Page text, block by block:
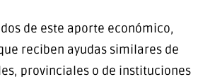
de este aporte económico,
reciben ayudas similares de
provinciales o de instituciones